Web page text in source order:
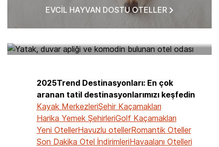
EVCIL HAYVAN DOSTU OTELLER
2025Trend Destinasyonları: En çok
aranan tatil destinasyonlarımızı keşfedin
Kayak MerkezleriŞehir Kaçamakları
Harika Yemek ŞehirleriGolf Kaçamakları
Yeni OtellerHavuzlu otellerRomantik Oteller
Son Dakika Otel İndirimleriHavaalanı Otelleri